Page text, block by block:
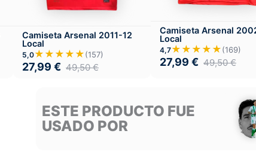
Camiseta Arsenal 2011-12
Local
5,0★★★★★(157)
27,99 € 49,50€
Camiseta Arsenal
Local
4,7★★★★★(169)
27,99 € 49,50€
ESTE PRODUCTO FUE
USADO POR